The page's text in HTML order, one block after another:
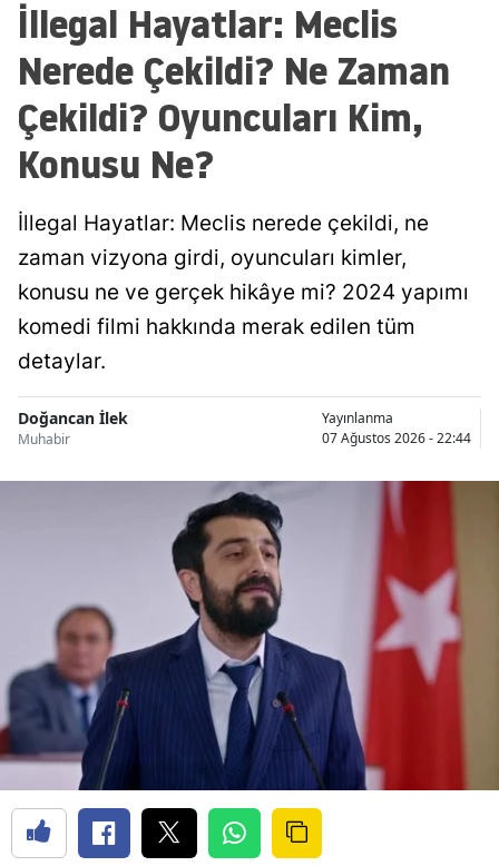
İllegal Hayatlar: Meclis
Nerede Çekildi? Ne Zaman
Çekildi? Oyuncuları Kim,
Konusu Ne?
İllegal Hayatlar: Meclis nerede çekildi, ne
zaman vizyona girdi, oyuncuları kimler,
konusu ne ve gerçek hikâye mi? 2024 yapımı
komedi filmi hakkında merak edilen tüm
detaylar.
Doğancan İlek
Muhabir
Yayınlanma
07 Ağustos 2026 - 22:44